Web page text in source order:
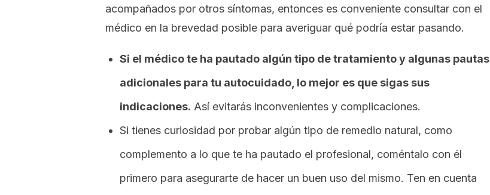
acompañados por otros síntomas, entonces es conveniente consultar con el
médico en la brevedad posible para averiguar qué podría estar pasando.
Si el médico te ha pautado algún tipo de tratamiento y algunas pautas
adicionales para tu autocuidado, lo mejor es que sigas sus
indicaciones. Así evitarás inconvenientes y complicaciones.
Si tienes curiosidad por probar algún tipo de remedio natural, como
complemento a lo que te ha pautado el profesional, coméntalo con él
primero para asegurarte de hacer un buen uso del mismo. Ten en cuenta